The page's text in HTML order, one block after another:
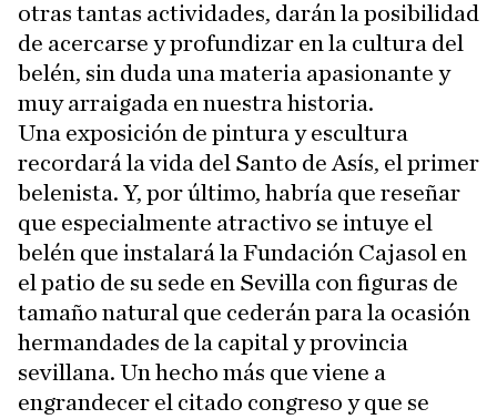
otras tantas actividades, darán la posibilidad
de acercarse y profundizar en la cultura del
belén, sin duda una materia apasionante y
muy arraigada en nuestra historia.
Una exposición de pintura y escultura
recordará la vida del Santo de Asís, el primer
belenista. Y, por último, habría que reseñar
que especialmente atractivo se intuye el
belén que instalará la Fundación Cajasol en
el patio de su sede en Sevilla con figuras de
tamaño natural que cederán para la ocasión
hermandades de la capital y provincia
sevillana. Un hecho más que viene a
engrandecer el citado congreso y que se